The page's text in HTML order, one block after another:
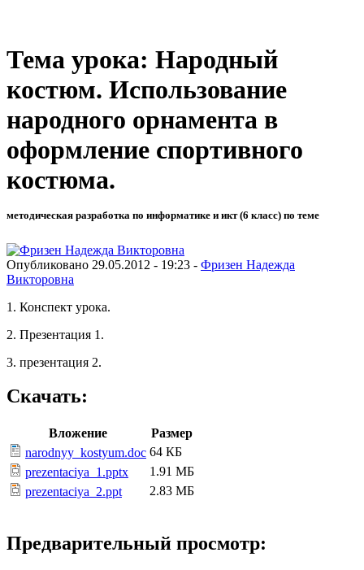
Тема урока: Народный
костюм. Использование
народного орнамента в
оформление спортивного
костюма.
методическая разработка по информатике и икт (6 класс) по теме
Опубликовано 29.05.2012 - 19:23 - Фризен Надежда
Викторовна
1. Конспект урока.
2. Презентация 1.
3. презентация 2.
Скачать:
Вложение
Размер
narodnyy_kostyum.doc 64 КБ
prezentaciya_1.pptx
1.91 МБ
prezentaciya_2.ppt
2.83 МБ
Предварительный просмотр: